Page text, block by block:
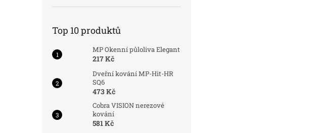
Top 10 produktů
MP Okenní půloliva Elegant
217 Kč
Dveřní kování MP-Hit-HR
SQ6
473 Kč
Cobra VISION nerezové
kování
581 Kč